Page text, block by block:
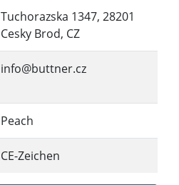
Tuchorazska 1347, 28201
Cesky Brod, CZ
info@buttner.cz
Peach
CE-Zeichen